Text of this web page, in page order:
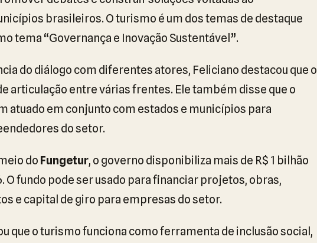
brasileiros. O turismo é um dos temas de destaque
tema “Governança e Inovação Sustentável”.
do diálogo com diferentes atores, Feliciano destacou que o
articulação entre várias frentes. Ele também disse que o
atuado em conjunto com estados e municípios para
do setor.
do Fungetur, o governo disponibiliza mais de R$ 1 bilhão
O fundo pode ser usado para financiar projetos, obras,
e capital de giro para empresas do setor.
que o turismo funciona como ferramenta de inclusão social,